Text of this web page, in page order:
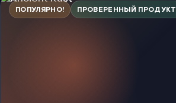
ПОПУЛЯРНО! ПРОВЕРЕННЫЙ ПРОДУКТ